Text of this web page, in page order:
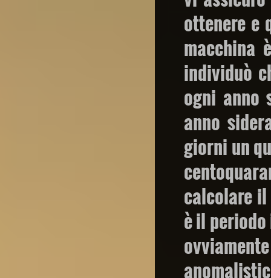
ottenere e
macchina
individuò
ogni anno
anno
giorni un
calcolare il
è il